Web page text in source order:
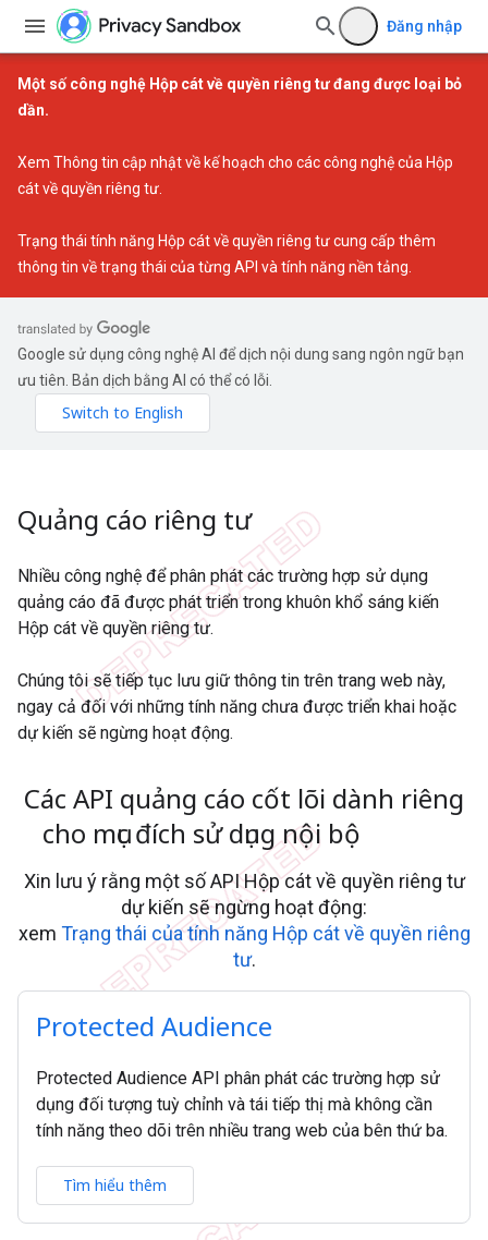
Đăng nhập
Một số công nghệ Hộp cát về quyền riêng tư đang được loại bỏ
dần.
Xem Thông tin cập nhật về kế hoạch cho các công nghệ của Hộp
cát về quyền riêng tư
Trạng thái tính năng Hộp cát về quyền riêng tưcung cấp thêm
thông tin về trạng thái của từng API và tính năng nền tảng.
Google sử dụng công nghệ AI để dịch nội dung sang ngôn ngữ bạn
ưu tiên. Bản dịch bằng AI có thể có lỗi.
Quảng cáo riêng tư
Nhiều công nghệ để phân phát các trường hợp sử dụng
quảng cáo đã được phát triển trong khuôn khổ sáng kiến
Hộp cát về quyền riêng tư.
Chúng tôi sẽ tiếp tục lưu giữ thông tin trên trang web này,
ngay cả đối với những tính năng chưa được triển khai hoặc
dự kiến sẽ ngừng hoạt động.
Các API quảng cáo cốt lõi dành riêng
cho mục đích sử dụng nội bộ
Xin lưu ý rằng một số API Hộp cát về quyền riêng tư
dự kiến sẽ ngừng hoạt động:
xem Trạng thái của tính năng Hộp cát về quyền riêng
tư.
Protected Audience
Protected Audience API phân phát các trường hợp sử
dụng đối tượng tuỳ chỉnh và tái tiếp thị mà không cần
tính năng theo dõi trên nhiều trang web của bên thứ ba.
Tìm hiểu thêm